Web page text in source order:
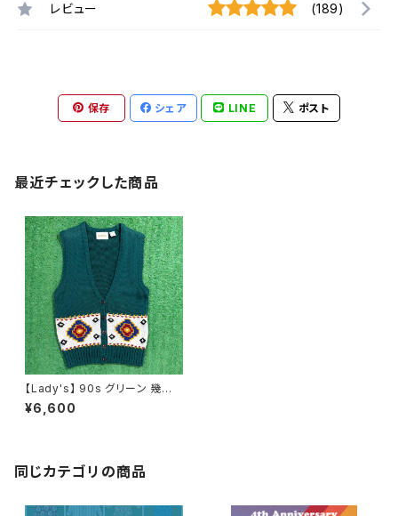
レビュー (189)
保存 シェア LINE ポスト
最近チェックした商品
【Lady's】 90s グリーン 幾何
学調 ニット ベスト / Made In K
OREA 緑 ネイティブ ラミー コ
¥6,600
同じカテゴリの商品